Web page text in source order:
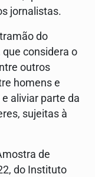
jornalistas.
do
considera o
outros
homens e
aliviar parte da
sujeitas à
de
do Instituto